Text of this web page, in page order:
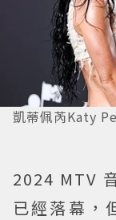
凱蒂佩芮Katy
2024 MTV
已經落幕，